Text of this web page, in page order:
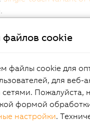
integrated into
is well-suited for
makes it an ideal
where
key.
файлов cookie
файлы cookie для
для веб-
Пожалуйста,
формой
настройки.